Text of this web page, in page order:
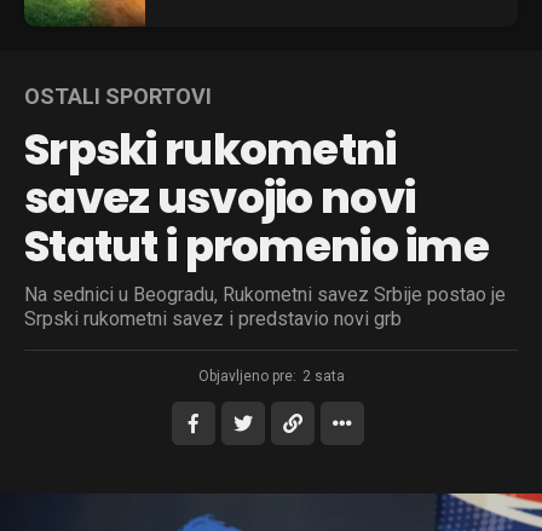
OSTALI SPORTOVI
Srpski rukometni
savez usvojio novi
Statut i promenio ime
Na sednici u Beogradu, Rukometni savez Srbije postao je
Srpski rukometni savez i predstavio novi grb
Objavljeno pre: 2 sata